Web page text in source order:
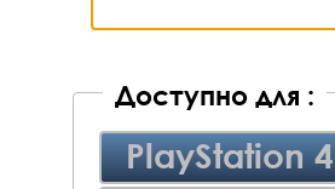
Доступно для :
PlayStation 4